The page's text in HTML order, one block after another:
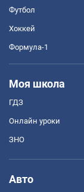
Футбол
Хоккей
Формула-1
Моя школа
ГДЗ
Онлайн уроки
ЗНО
Авто